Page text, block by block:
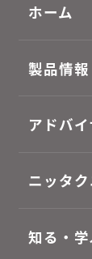
ホーム
製品情報
アドバ
ニッタ
知る・